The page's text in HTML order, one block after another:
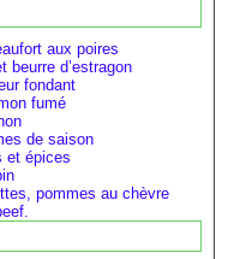
aux poires
beurre d’estragon
fondant
fumé
de saison
et épices
pommes au chèvre